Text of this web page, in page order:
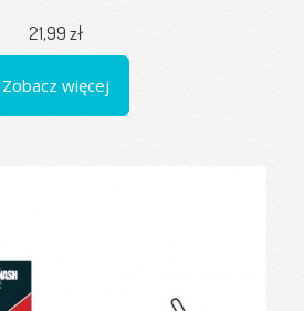
21,99 zł
Zobacz więcej